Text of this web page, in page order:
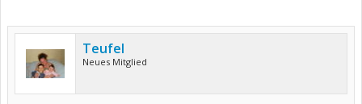
Teufel
Neues Mitglied